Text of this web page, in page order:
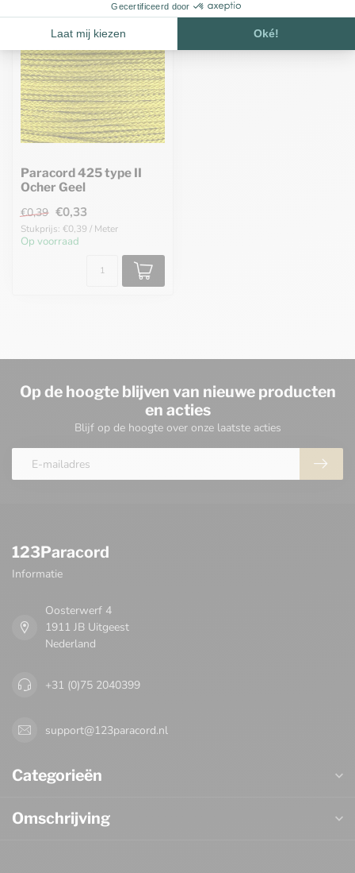
Paracord 425 type II
Ocher Geel
€0,39 €0,33
Stukprijs: €0,39 / Meter
Op voorraad
Op de hoogte blijven van nieuwe producten
en acties
Blijf op de hoogte over onze laatste acties
123Paracord
Informatie
Oosterwerf 4
1911 JB Uitgeest
Nederland
+31 (0)75 2040399
support@123paracord.nl
Categorieën
Omschrijving